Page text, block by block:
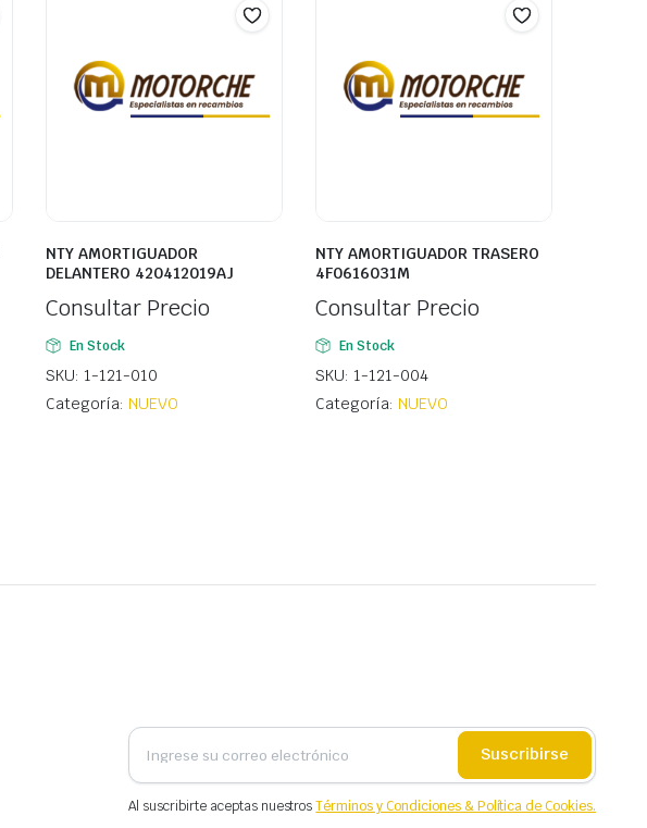
NTY AMORTIGUADOR
DELANTERO 420412019AJ
Consultar Precio
En Stock
SKU: 1-121-010
Categoría: NUEVO
NTY AMORTIGUADOR TRASERO
4F0616031M
Consultar Precio
En Stock
SKU: 1-121-004
Categoría: NUEVO
Suscribirse
Al suscribirte aceptas nuestrosTérminos y Condiciones & Política de Cookies.